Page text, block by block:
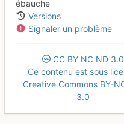
ébauche
Versions
Signaler un problème
CC BY NC ND 3.0
Ce contenu est sous
Creative Commons BY-
3.0